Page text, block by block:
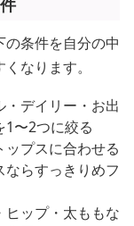
条件を自分の中
なります。
デイリー・お出
〜2つに絞る
ップスに合わせる
らすっきりめフ
ヒップ・太ももな